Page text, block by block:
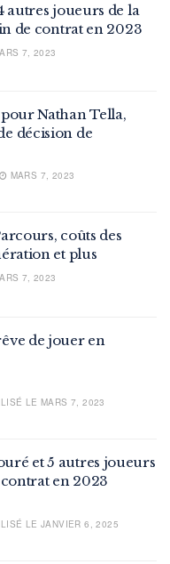
autres joueurs de la
de contrat en 2023
7, 2023
Nathan Tella,
décision de
MARS 7, 2023
coûts des
et plus
7, 2023
de jouer en
LE MARS 7, 2023
et 5 autres joueurs
en 2023
LE JANVIER 6, 2025